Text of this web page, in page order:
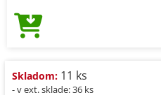
Skladom: 11 ks
- v ext. sklade: 36 ks